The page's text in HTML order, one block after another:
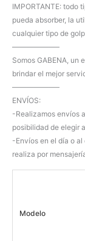
IMPORTANTE: todo
pueda absorber, la
cualquier tipo de
——————–
Somos GABENA, un
brindar el mejor
——————–
ENVÍOS:
-Realizamos envíos
posibilidad de elegir
-Envíos en el día o
realiza por
Modelo